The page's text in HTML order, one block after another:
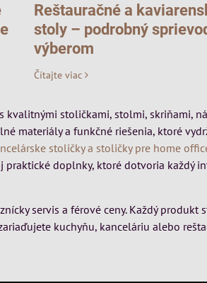
Reštauračné a
stoly – podrobný
výberom
Čítajte viac
kvalitnými stoličkami, stolmi, skriňami,
materiály a funkčné riešenia, ktoré
stoličky a stoličky pre home
praktické doplnky, ktoré dotvoria každý
servis a férové ceny. Každý
kuchyňu, kanceláriu alebo